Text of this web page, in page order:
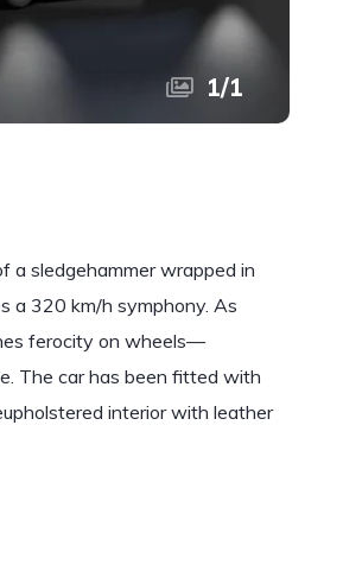
1/1
a sledgehammer wrapped in
a 320 km/h symphony. As
ferocity on wheels—
The car has been fitted with
interior with leather